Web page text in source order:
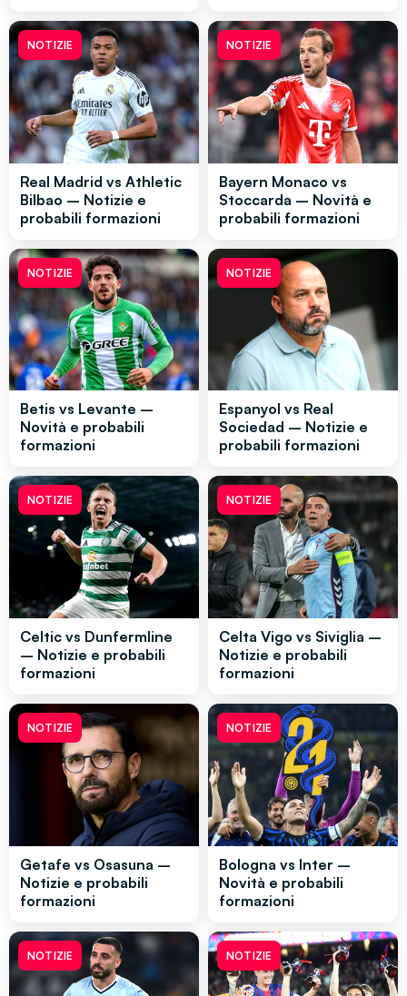
NOTIZIE
Real Madrid vs Athletic
Bilbao – Notizie e
probabili formazioni
NOTIZIE
Bayern Monaco vs
Stoccarda – Novità e
probabili formazioni
NOTIZIE
Betis vs Levante –
Novità e probabili
formazioni
NOTIZIE
Espanyol vs Real
Sociedad – Notizie e
probabili formazioni
NOTIZIE
Celtic vs Dunfermline
– Notizie e probabili
formazioni
NOTIZIE
Celta Vigo vs Siviglia –
Notizie e probabili
formazioni
NOTIZIE
Getafe vs Osasuna –
Notizie e probabili
formazioni
NOTIZIE
Bologna vs Inter –
Novità e probabili
formazioni
NOTIZIE NOTIZIE